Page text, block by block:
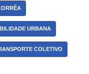
URBANA
COLETIVO